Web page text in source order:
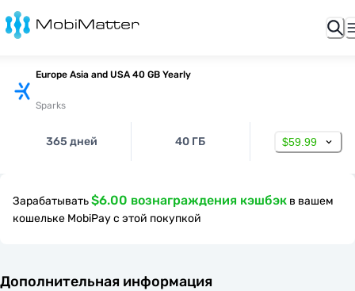
Europe Asia and USA 40 GB Yearly
Sparks
365 дней 40 ГБ $59.99
Зарабатывать$6.00 вознаграждения кэшбэк в вашем
кошельке MobiPay с этой покупкой
Дополнительная информация